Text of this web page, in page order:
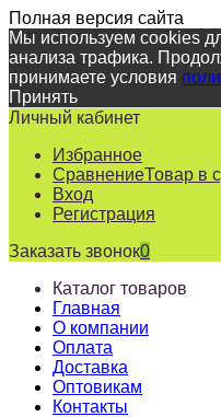
Полная версия сайта
Мы используем cookies
анализа трафика.
принимаете условия
Принять
Личный кабинет
Избранное
СравнениеТовар в
Вход
Регистрация
Заказать звонок0
Каталог товаров
Главная
О компании
Оплата
Доставка
Оптовикам
Контакты